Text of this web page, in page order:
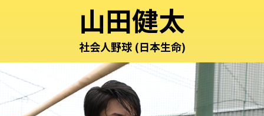
山田健太
社会人野球 (日本生命)